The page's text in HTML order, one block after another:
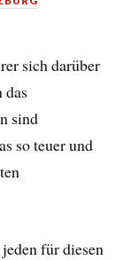
sich darüber
das
sind
so teuer und
für diesen